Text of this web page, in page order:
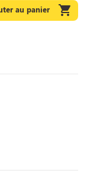
au panier 